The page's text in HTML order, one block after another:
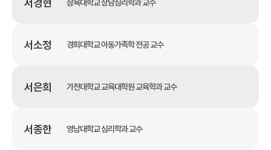
삼육대학교 상담심리학과 교수
서소정 경희대학교 아동가족학 전공 교수
서은희 가천대학교 교육대학원 교육학과 교수
서종한 영남대학교 심리학과 교수